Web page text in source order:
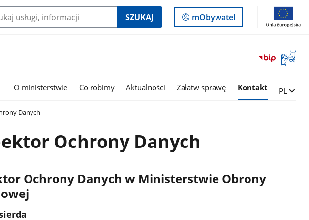
SZUKAJ
Logowanie
do
mObywatel
Otwórz
okno
języka
O ministerstwie Co robimy Aktualności Załatw sprawę Kontakt Zmień
PL
Danych
Ochrony Danych
Ochrony Danych w Ministerstwie Obrony